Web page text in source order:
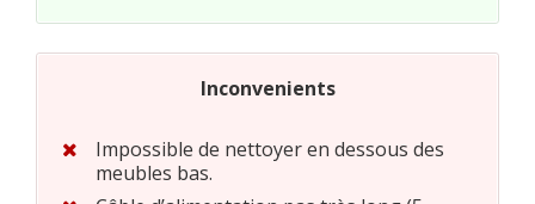
Inconvenients
Impossible de nettoyer en dessous des
meubles bas.